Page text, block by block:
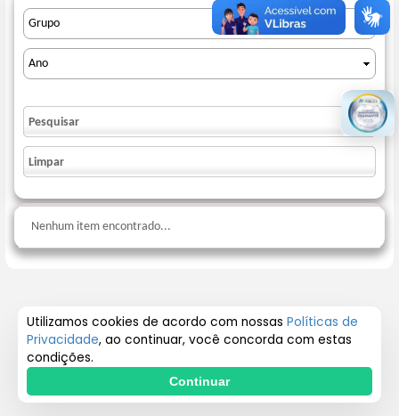
Utilizamos cookies de acordo com nossas Políticas de
Privacidade, ao continuar, você concorda com estas
condições.
Continuar